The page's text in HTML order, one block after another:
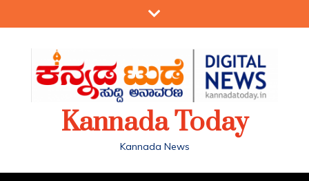
Kannada Today
Kannada News